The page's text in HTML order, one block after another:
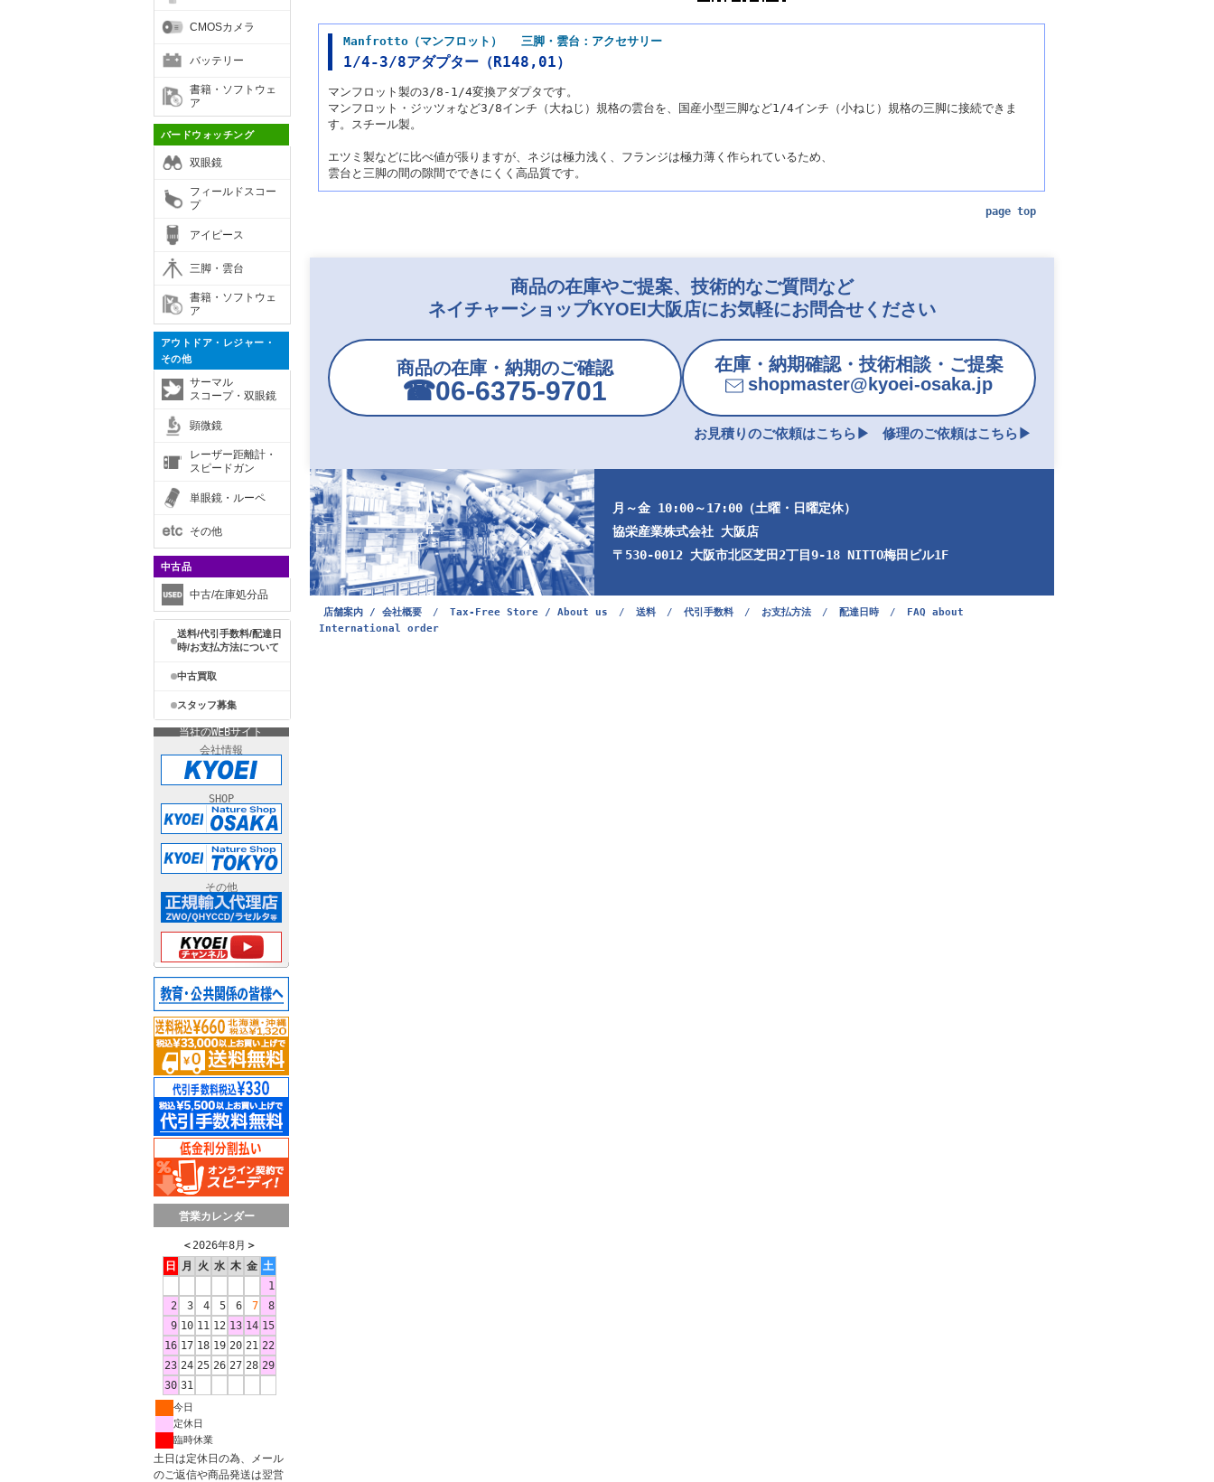
CMOSカメラ
バッテリー
書籍・ソフトウェ
ア
バードウォッチング
双眼鏡
フィールドスコー
プ
アイピース
三脚・雲台
書籍・ソフトウェ
ア
アウトドア・レジャー・
その他
サーマル
スコープ・双眼鏡
顕微鏡
レーザー距離計・
スピードガン
単眼鏡・ルーペ
その他
中古品
中古/在庫処分品
送料/代引手数料/配達日
時/お支払方法について
中古買取
スタッフ募集
当社のWEBサイト
会社情報
SHOP
その他
営業カレンダー
＜ 2026年8月 ＞
日
月 火 水 木 金 土
1
2
3 4 5 6 7
8
9 10 11 12 13 14 15
16 17 18 19 20 21 22
23 24 25 26 27 28 29
30 31
今日
定休日
臨時休業
土日は定休日の為、メール
のご返信や商品発送は翌営
Manfrotto（マンフロット） 三脚・雲台：アクセサリー
1/4-3/8アダプター（R148,01）
マンフロット製の3/8-1/4変換アダプタです。
マンフロット・ジッツォなど3/8インチ（大ねじ）規格の雲台を、国産小型三脚など1/4インチ（小ねじ）規格の三脚に接続できま
す。スチール製。
エツミ製などに比べ値が張りますが、ネジは極力浅く、フランジは極力薄く作られているため、
雲台と三脚の間の隙間でできにくく高品質です。
page top
商品の在庫やご提案、技術的なご質問など
ネイチャーショップKYOEI大阪店にお気軽にお問合せください
商品の在庫・納期のご確認
☎︎06-6375-9701
在庫・納期確認・技術相談・ご提案
shopmaster@kyoei-osaka.jp
お見積りのご依頼はこちら▶︎ 修理のご依頼はこちら▶︎
月～金 10:00～17:00（土曜・日曜定休）
協栄産業株式会社 大阪店
〒530-0012 大阪市北区芝田2丁目9-18 NITTO梅田ビル1F
店舗案内 / 会社概要 / Tax-Free Store / About us / 送料 / 代引手数料 / お支払方法 / 配達日時 /
FAQ about
International order